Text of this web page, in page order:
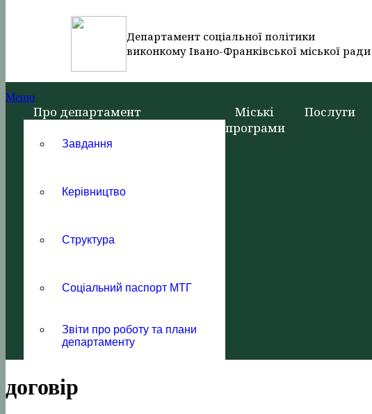
Департамент соціальної політики
виконкому Івано-Франківської міської ради
Меню
Про департамент
Завдання
Керівництво
Структура
Соціальний паспорт МТГ
Звіти про роботу та плани
департаменту
Міські
програми
Послуги
договір